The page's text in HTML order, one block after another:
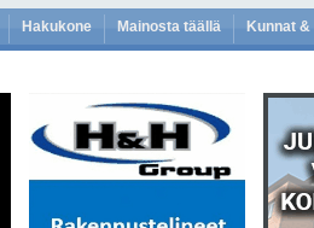
Hakukone Mainosta täällä Kunnat